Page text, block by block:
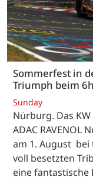
Sommerfest in
Triumph beim
Sunday
Nürburg. Das
ADAC
am 1. August
voll besetzten
eine